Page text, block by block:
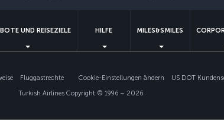
UND REISEZIELE HILFE MILES&SMILES
Fluggastrechte Cookie-Einstellungen ändern US DOT
Turkish Airlines Copyright © 1996 – 2026